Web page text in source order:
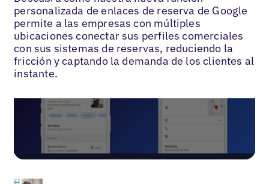
personalizada de enlaces de reserva de Google
permite a las empresas con múltiples
ubicaciones conectar sus perfiles comerciales
con sus sistemas de reservas, reduciendo la
fricción y captando la demanda de los clientes al
instante.